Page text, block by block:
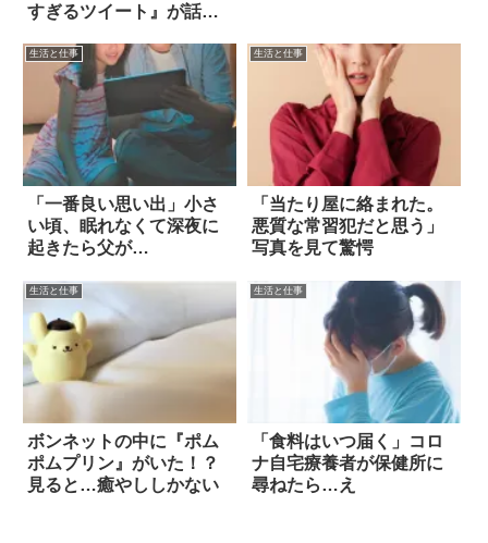
すぎるツイート』が話
生活と仕事
「一番良い思い出」小さ
い頃、眠れなくて深夜に
起きたら父が…
生活と仕事
「当たり屋に絡まれた。
悪質な常習犯だと思う」
写真を見て驚愕
生活と仕事
ボンネットの中に『ポム
ポムプリン』がいた！？
見ると…癒やししかない
生活と仕事
「食料はいつ届く」コロ
ナ自宅療養者が保健所に
尋ねたら…え